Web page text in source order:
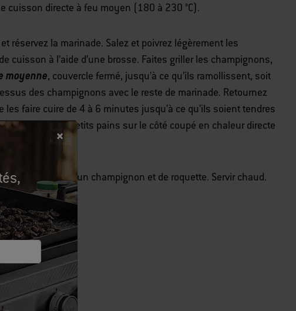
cuisson directe à feu moyen (180 à 230 °C).
réservez la marinade. Salez et poivrez légèrement les
cuisson à l’aide d’une brosse. Faites griller les champignons,
moyenne, couvercle fermé, jusqu’à ce qu’ils ramollissent, soit
des champignons avec le reste de marinade. Retournez
faire cuire de 4 à 6 minutes jusqu’à ce qu’ils soient tendres
griller les petits pains sur le côté coupé en chaleur directe
de la cuisson.
garnissez-les d'un champignon et de roquette. Servir chaud.